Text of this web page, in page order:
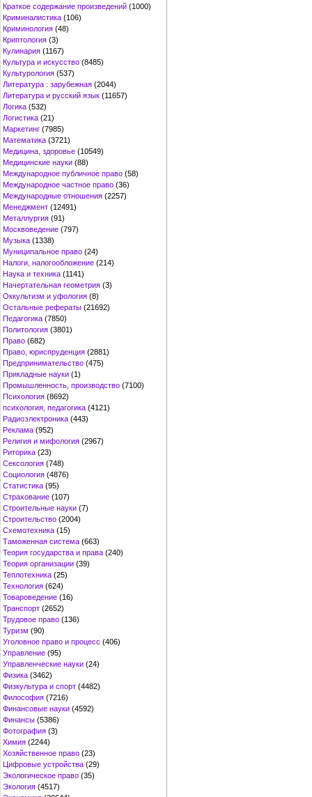
Краткое содержание произведений (1000)
Криминалистика (106)
Криминология (48)
Криптология (3)
Кулинария (1167)
Культура и искусство (8485)
Культурология (537)
Литература : зарубежная (2044)
Литература и русский язык (11657)
Логика (532)
Логистика (21)
Маркетинг (7985)
Математика (3721)
Медицина, здоровье (10549)
Медицинские науки (88)
Международное публичное право (58)
Международное частное право (36)
Международные отношения (2257)
Менеджмент (12491)
Металлургия (91)
Москвоведение (797)
Музыка (1338)
Муниципальное право (24)
Налоги, налогообложение (214)
Наука и техника (1141)
Начертательная геометрия (3)
Оккультизм и уфология (8)
Остальные рефераты (21692)
Педагогика (7850)
Политология (3801)
Право (682)
Право, юриспруденция (2881)
Предпринимательство (475)
Прикладные науки (1)
Промышленность, производство (7100)
Психология (8692)
психология, педагогика (4121)
Радиоэлектроника (443)
Реклама (952)
Религия и мифология (2967)
Риторика (23)
Сексология (748)
Социология (4876)
Статистика (95)
Страхование (107)
Строительные науки (7)
Строительство (2004)
Схемотехника (15)
Таможенная система (663)
Теория государства и права (240)
Теория организации (39)
Теплотехника (25)
Технология (624)
Товароведение (16)
Транспорт (2652)
Трудовое право (136)
Туризм (90)
Уголовное право и процесс (406)
Управление (95)
Управленческие науки (24)
Физика (3462)
Физкультура и спорт (4482)
Философия (7216)
Финансовые науки (4592)
Финансы (5386)
Фотография (3)
Химия (2244)
Хозяйственное право (23)
Цифровые устройства (29)
Экологическое право (35)
Экология (4517)